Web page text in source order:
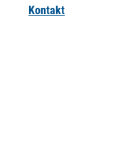
Kontakt